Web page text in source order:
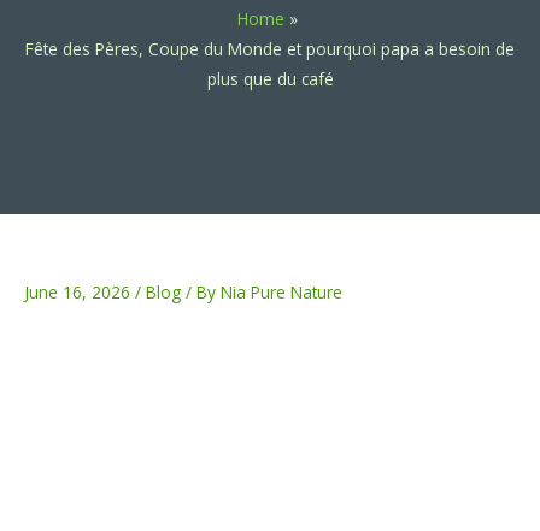
Home
Fête des Pères, Coupe du Monde et pourquoi papa a besoin de
plus que du café
June 16, 2026 / Blog / By Nia Pure Nature